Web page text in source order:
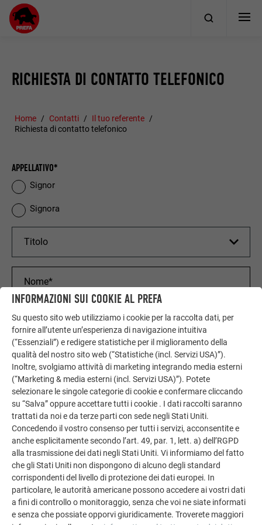
RICHIESTA DI CONTATTO TELEFONICO
Home Contatti
Il tuo referente
Richiesta di contatto telefonico
APPELLATIVO*
Signor
Signora
INFORMAZIONI SUI COOKIE AL PREFA
Su questo sito web utilizziamo i cookie per la raccolta dati, per
fornire all’utente un’esperienza di navigazione intuitiva
(“Essenziali”) e redigere statistiche per il miglioramento della
qualità del nostro sito web (“Statistiche (incl. Servizi USA)”).
Inoltre, svolgiamo attività di marketing integrando media esterni
(“Marketing & media esterni (incl. Servizi USA)”). Potete
selezionare le singole categorie di cookie e confermare cliccando
su “Salva” oppure accettare tutti i cookie . I dati raccolti saranno
trattati da noi e da terze parti con sede negli Stati Uniti.
Concedendo il vostro consenso per tutti i servizi, acconsentite e
anche esplicitamente secondo l’art. 49, par. 1, lett. a) dell’RGPD
alla trasmissione dei dati negli Stati Uniti. Vi informiamo del fatto
che gli Stati Uniti non dispongono di alcuno degli standard
corrispondenti del livello di protezione dei dati europei. In
particolare, le autorità americane possono accedere ai vostri dati
a fini di controllo o monitoraggio, senza che voi ne siate informati
e senza che possiate opporvi giuridicamente. Troverete maggiori